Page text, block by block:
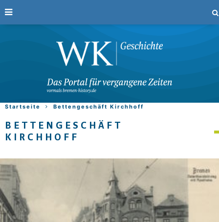
Startseite Bettengeschäft Kirchhoff
BETTENGESCHÄFT
KIRCHHOFF